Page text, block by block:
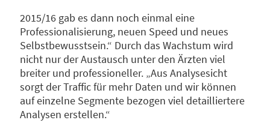
2015/16 gab es dann noch einmal eine
Professionalisierung, neuen Speed und neues
Selbstbewusstsein.“ Durch das Wachstum wird
nicht nur der Austausch unter den Ärzten viel
breiter und professioneller. „Aus Analysesicht
sorgt der Traffic für mehr Daten und wir können
auf einzelne Segmente bezogen viel detailliertere
Analysen erstellen.“